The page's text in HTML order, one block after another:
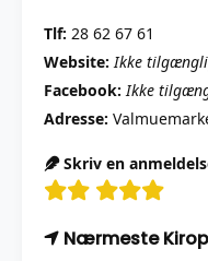
Tlf: 28 62 67 61
Website: Ikke
Facebook: Ikke
Adresse:
Skriv en
Nærmeste